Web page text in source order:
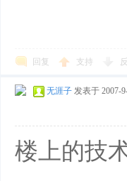
回复 支持
无涯子 发表于 2007-
楼上的技